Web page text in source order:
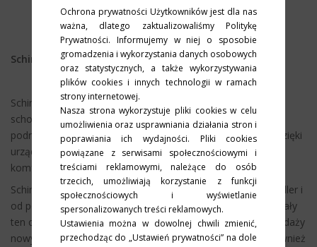
Ochrona prywatności Użytkowników jest dla nas
ważna, dlatego zaktualizowaliśmy Politykę
Prywatności. Informujemy w niej o sposobie
gromadzenia i wykorzystania danych osobowych
oraz statystycznych, a także wykorzystywania
plików cookies i innych technologii w ramach
strony internetowej.
Nasza strona wykorzystuje pliki cookies w celu
umożliwienia oraz usprawniania działania stron i
poprawiania ich wydajności. Pliki cookies
powiązane z serwisami społecznościowymi i
treściami reklamowymi, należące do osób
trzecich, umożliwiają korzystanie z funkcji
społecznościowych i wyświetlanie
spersonalizowanych treści reklamowych.
Ustawienia można w dowolnej chwili zmienić,
przechodząc do „Ustawień prywatności” na dole
Schindler Polska
Schindler Polska wzmacnia bezpieczeństwo danych
Schindler to wiodący globalny producent wind i ruchomych
schodów. Szwajcarska marka tworzy je od 1874 roku stale
podnosząc jakość oferowanych rozwiązań. Każdego dnia dzięki
urządzeniom marki Schindler porusza się bezpiecznie i
komfortowo ponad 2 miliardy osób.
Schindler Polska jest częścią międzynarodowej grupy Schindler i
od ponad 30 lat nieustanne działa na polskim rynku. Przez cały
ten czas firma utrzymuje czołową pozycję nie tylko w sprzedaży
nowych dźwigów, schodów i chodników ruchomych, ale również